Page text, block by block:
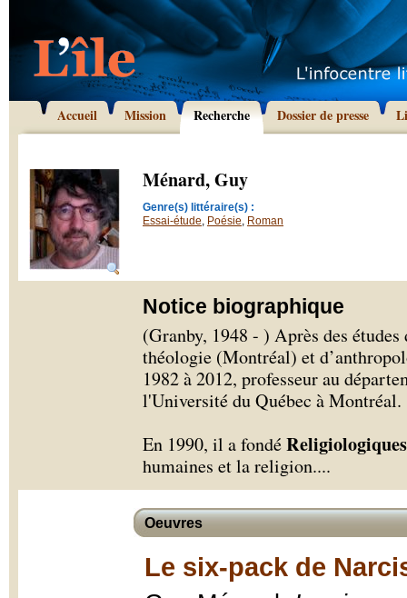
Accueil Mission Recherche Dossier de presse
Ménard, Guy
Genre(s) littéraire(s) :
Essai-étude, Poésie, Roman
Notice biographique
(Granby, 1948 - ) Après des
théologie (Montréal) et
1982 à 2012, professeur au
l'Université du Québec à Montréal.
En 1990, il a fondéReligiologiques
humaines et la religion....
Oeuvres
Le six-pack de